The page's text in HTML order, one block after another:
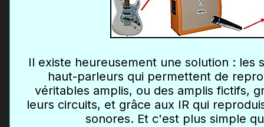
Il existe heureusement une solution : les
haut-parleurs qui permettent de
véritables amplis, ou des amplis fictifs,
leurs circuits, et grâce aux IR qui
sonores. Et c'est plus simple